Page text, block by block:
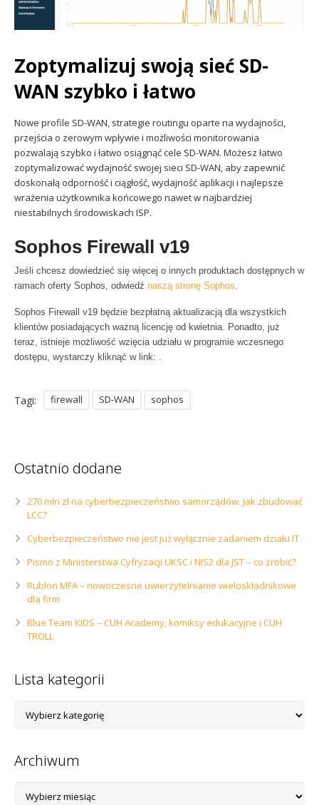
Zoptymalizuj swoją sieć SD-
WAN szybko i łatwo
Nowe profile SD-WAN, strategie routingu oparte na wydajności,
przejścia o zerowym wpływie i możliwości monitorowania
pozwalają szybko i łatwo osiągnąć cele SD-WAN. Możesz łatwo
zoptymalizować wydajność swojej sieci SD-WAN, aby zapewnić
doskonałą odporność i ciągłość, wydajność aplikacji i najlepsze
wrażenia użytkownika końcowego nawet w najbardziej
niestabilnych środowiskach ISP.
Sophos Firewall v19
Jeśli chcesz dowiedzieć się więcej o innych produktach dostępnych w
ramach oferty Sophos, odwiedź naszą stronę Sophos.
Sophos Firewall v19 będzie bezpłatną aktualizacją dla wszystkich
klientów posiadających ważną licencję od kwietnia. Ponadto, już
teraz, istnieje możliwość wzięcia udziału w programie wczesnego
dostępu, wystarczy kliknąć w link: .
Tagi: firewall SD-WAN sophos
Ostatnio dodane
270 mln zł na cyberbezpieczeństwo samorządów. Jak zbudować
LCC?
Cyberbezpieczeństwo nie jest już wyłącznie zadaniem działu IT
Pismo z Ministerstwa Cyfryzacji UKSC i NIS2 dla JST – co zrobić?
Rublon MFA – nowoczesne uwierzytelnianie wieloskładnikowe
dla firm
Blue Team KIDS – CUH Academy, komiksy edukacyjne i CUH
TROLL
Lista kategorii
kategorii
Archiwum